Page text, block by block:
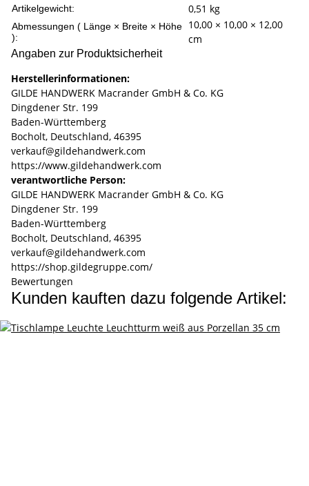
Artikelgewicht: 0,51 kg
Abmessungen ( Länge × Breite × Höhe
):
10,00 × 10,00 × 12,00
cm
Angaben zur Produktsicherheit
Herstellerinformationen:
GILDE HANDWERK Macrander GmbH & Co. KG
Dingdener Str. 199
Baden-Württemberg
Bocholt, Deutschland, 46395
verkauf@gildehandwerk.com
https://www.gildehandwerk.com
verantwortliche Person:
GILDE HANDWERK Macrander GmbH & Co. KG
Dingdener Str. 199
Baden-Württemberg
Bocholt, Deutschland, 46395
verkauf@gildehandwerk.com
https://shop.gildegruppe.com/
Bewertungen
Kunden kauften dazu folgende Artikel: